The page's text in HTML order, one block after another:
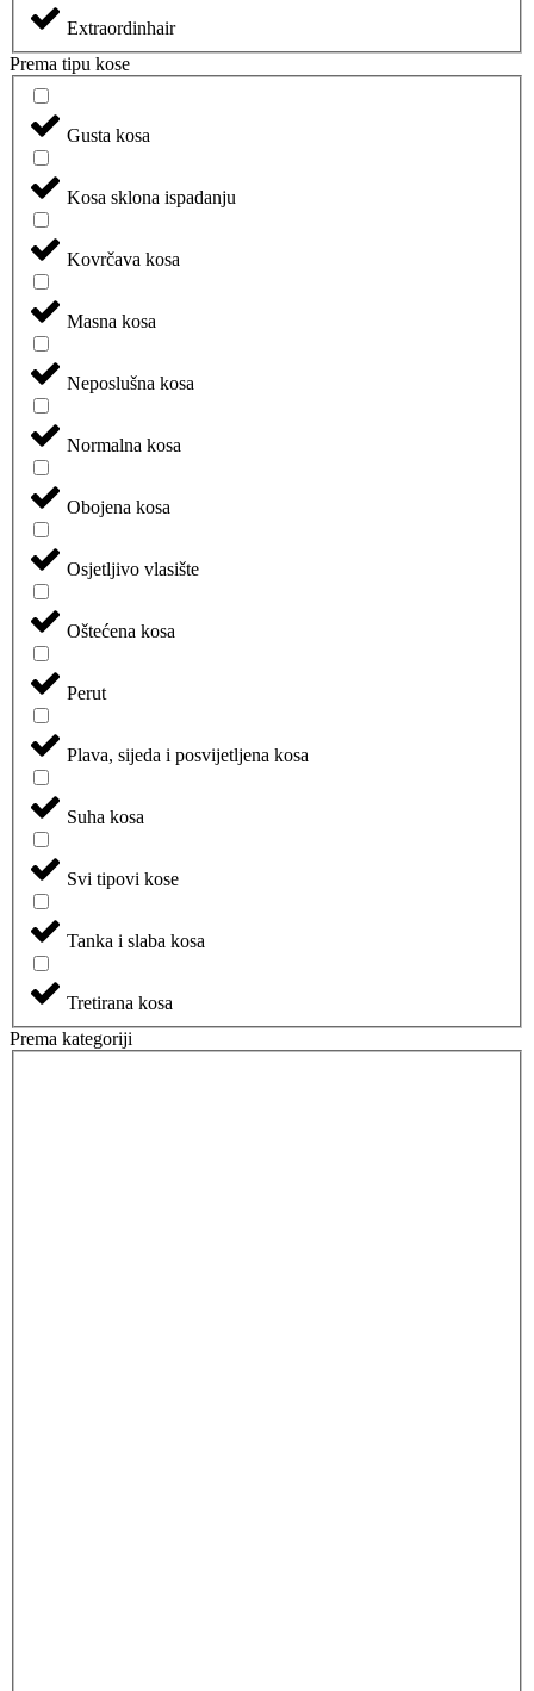
Extraordinhair
Prema tipu kose
Gusta kosa
Kosa sklona ispadanju
Kovrčava kosa
Masna kosa
Neposlušna kosa
Normalna kosa
Obojena kosa
Osjetljivo vlasište
Oštećena kosa
Perut
Plava, sijeda i posvijetljena kosa
Suha kosa
Svi tipovi kose
Tanka i slaba kosa
Tretirana kosa
Prema kategoriji